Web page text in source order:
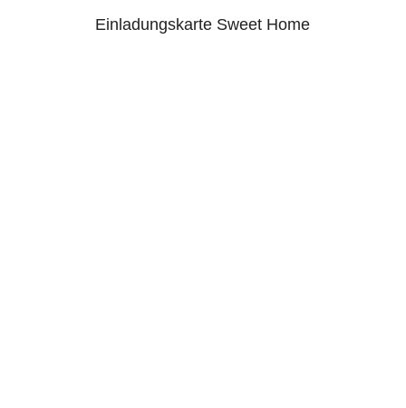
Einladungskarte Sweet Home